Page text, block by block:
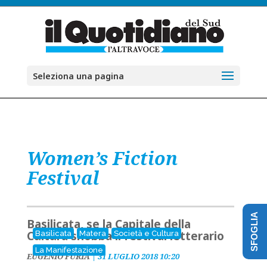
Seleziona una pagina
Women’s Fiction
Festival
Basilicata Matera
Società e Cultura
La Manifestazione
Basilicata, se la Capitale della
Cultura snobba il festival letterario
EUGENIO FURIA|31 LUGLIO 2018 10:20
SFOGLIA